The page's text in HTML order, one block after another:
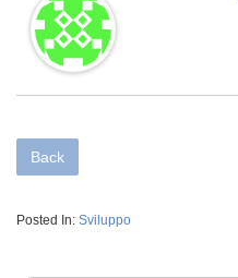
Back
Posted In: Sviluppo